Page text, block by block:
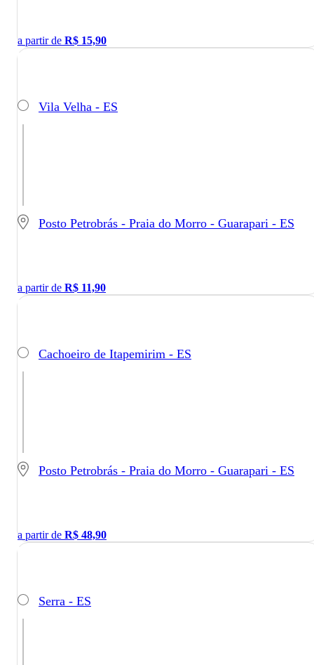
a partir de R$ 15,90
Vila Velha - ES
Posto Petrobrás - Praia do Morro - Guarapari - ES
a partir de R$ 11,90
Cachoeiro de Itapemirim - ES
Posto Petrobrás - Praia do Morro - Guarapari - ES
a partir de R$ 48,90
Serra - ES